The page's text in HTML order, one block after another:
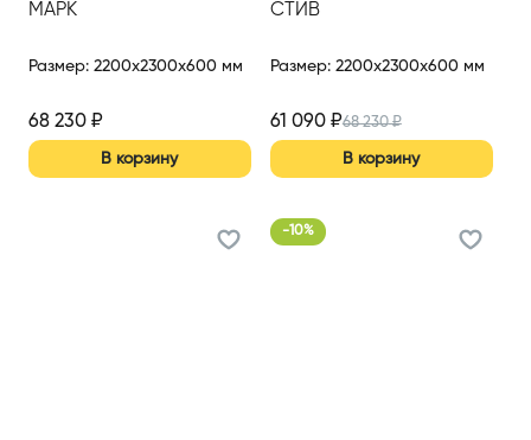
МАРК
Размер: 2200x2300x600 мм
68 230 ₽
В корзину
СТИВ
Размер: 2200x2300x600 мм
61 090₽68 230₽
В корзину
-10%